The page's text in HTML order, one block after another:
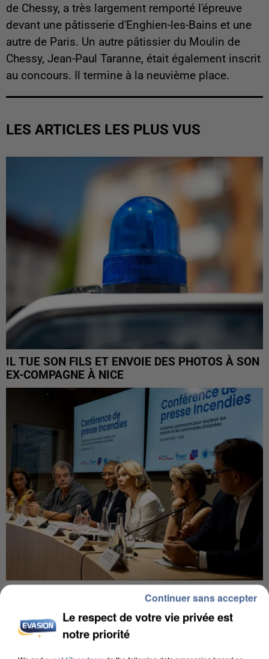
de Chessy, a très largement remporté l'épreuve
devant une pâtisserie d'Enghien-les-Bains et une
autre de Paris. Un autre pâtissier du Moulin de
Chessy, Jean-Paul Taranne, était également inscrit
au concours. Il termine à la neuvième place.
LES ARTICLES LES PLUS VUS
IL TUE SON FILS ET ENVOIE DES PHOTOS À SON
EX-COMPAGNE À NICE
INCENDIES : L’ÎLE-DE-FRANCE LANCE UN ÉLAN
DE SOLIDARITÉ AVEC LES...
Le respect de votre vie privée est
notre priorité
Continuer sans accepter